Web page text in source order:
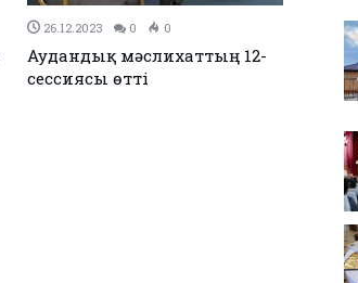
26.12.2023 0 0
Аудандық мәслихаттың 12-
сессиясы өтті